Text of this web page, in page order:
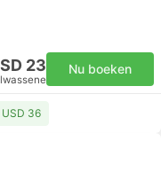
23 Nu boeken
36